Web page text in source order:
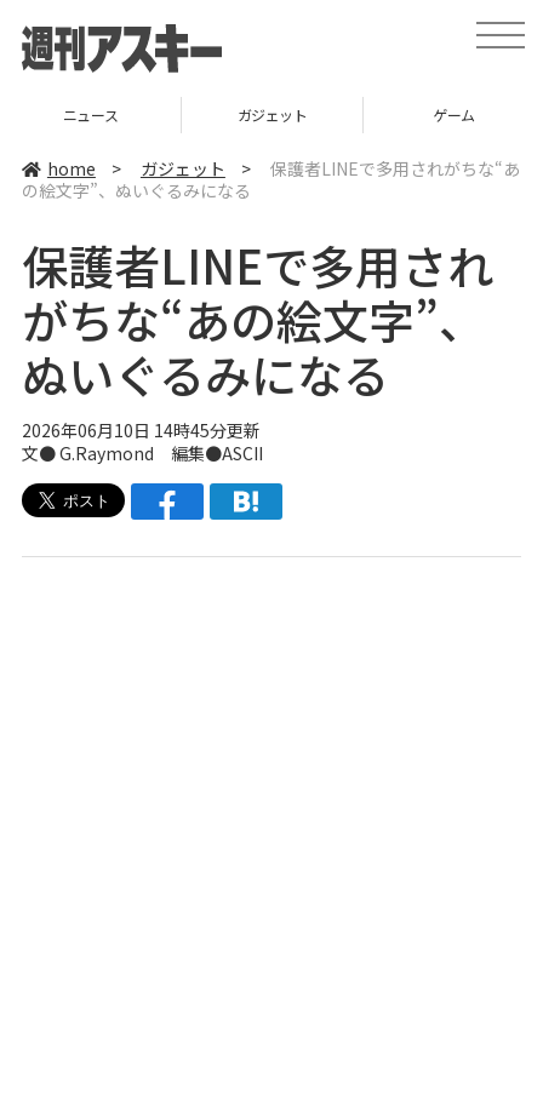
t
o
a
v
ニュース ガジェット ゲーム
home > ガジェット >
保護者LINEで多用されがちな“あ
の絵文字”、ぬいぐるみになる
保護者LINEで多用され
がちな“あの絵文字”、
ぬいぐるみになる
2026年06月10日 14時45分更新
文● G.Raymond 編集●ASCII